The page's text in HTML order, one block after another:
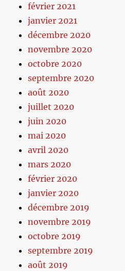
février 2021
janvier 2021
décembre 2020
novembre 2020
octobre 2020
septembre 2020
août 2020
juillet 2020
juin 2020
mai 2020
avril 2020
mars 2020
février 2020
janvier 2020
décembre 2019
novembre 2019
octobre 2019
septembre 2019
août 2019